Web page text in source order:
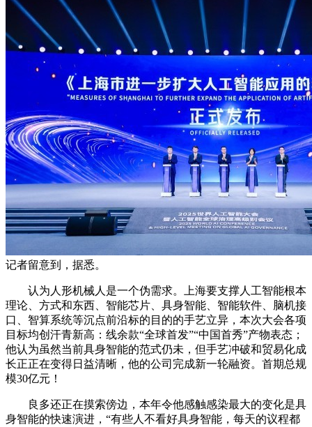
记者留意到，据悉。
认为人形机械人是一个伪需求。上海要支撑人工智能根本
理论、方式和东西、智能芯片、具身智能、智能软件、脑机接
口、智算系统等沉点前沿标的目的的手艺立异，本次大会各项
目标均创汗青新高：线余款“全球首发”“中国首秀”产物表态；
他认为虽然当前具身智能的范式仍未，但手艺冲破和贸易化成
长正正在变得日益清晰，他的公司完成新一轮融资。首期总规
模30亿元！
良多还正在摸索傍边，本年令他感触感染最大的变化是具
身智能的快速演进，“有些人不看好具身智能，每天的议程都